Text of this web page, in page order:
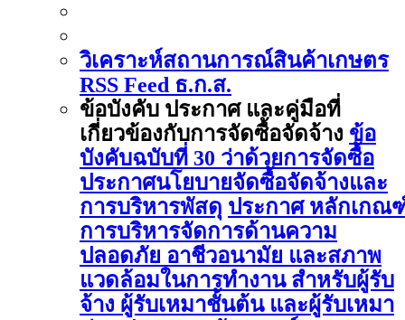
วิเคราะห์สถานการณ์สินค้าเกษตร
RSS Feed ธ.ก.ส.
ข้อบังคับ ประกาศ และคู่มือที่
เกี่ยวข้องกับการจัดซื้อจัดจ้าง ข้อ
บังคับฉบับที่ 30 ว่าด้วยการจัดซื้อ
ประกาศนโยบายจัดซื้อจัดจ้างและ
การบริหารพัสดุ ประกาศ หลักเกณ
การบริหารจัดการด้านความ
ปลอดภัย อาชีวอนามัย และสภาพ
แวดล้อมในการทำงาน สำหรับผู้รับ
จ้าง ผู้รับเหมาชั้นต้น และผู้รับเหมา